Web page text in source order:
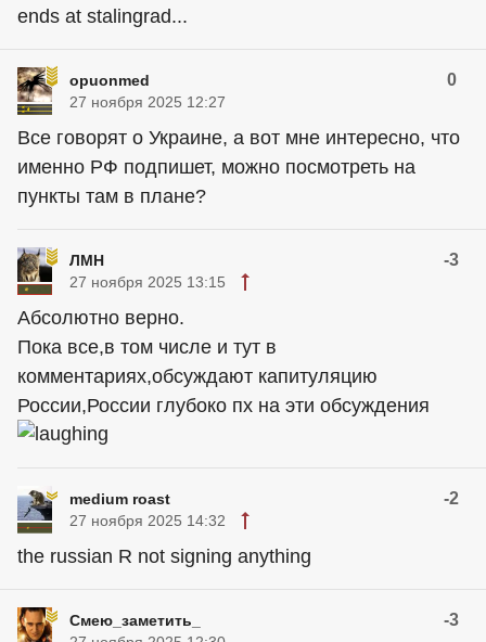
ends at stalingrad...
opuonmed 0
27 ноября 2025 12:27
Все говорят о Украине, а вот мне интересно, что
именно РФ подпишет, можно посмотреть на
пункты там в плане?
ЛМН -3
27 ноября 2025 13:15
Абсолютно верно.
Пока все,в том числе и тут в
комментариях,обсуждают капитуляцию
России,России глубоко пх на эти обсуждения
medium roast -2
27 ноября 2025 14:32
the russian R not signing anything
Смею_заметить_ -3